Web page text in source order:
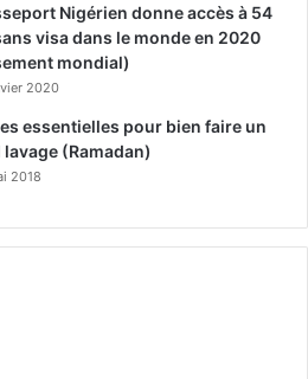
Nigérien donne accès à 54
visa dans le monde en 2020
mondial)
2020
essentielles pour bien faire un
(Ramadan)
2018